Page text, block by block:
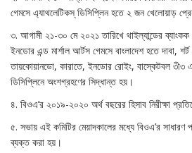
গেমসে এ্যাথলেটিকস্ ডিসিপ্লিন হতে ২ জন খেলোয়াড়
৩. আগামী ২১-৩০ মে ২০২১ তারিখে থাইল্যান্ডের ব্যাংকক
ইনডোর এন্ড মার্শাল আর্টস গেমসে বাংলাদেশ হতে দাবা,
তায়কোয়ানডো, কারাতে, ইনডোর রোইং, বাস্কেটবল ৩ী৩
ডিসিপ্লিনে অংশগ্রহণের সিদ্ধান্ত হয়।
৪. বিওএ’র ২০১৯-২০২০ অর্থ বছরের হিসাব নিরীক্ষা
৫. সভায় এই কমিটির মেয়াদকালের মধ্যে বিওএ’র
ব্যক্ত করা হয়।